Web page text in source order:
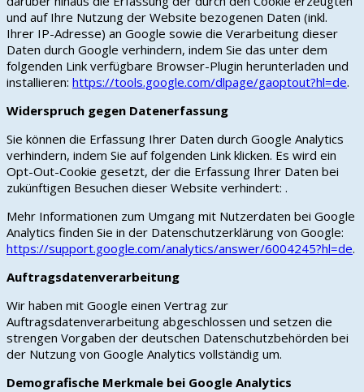
und auf Ihre Nutzung der Website bezogenen Daten (inkl.
Ihrer IP-Adresse) an Google sowie die Verarbeitung dieser
Daten durch Google verhindern, indem Sie das unter dem
folgenden Link verfügbare Browser-Plugin herunterladen und
installieren: https://tools.google.com/dlpage/gaoptout?hl=de.
Widerspruch gegen Datenerfassung
Sie können die Erfassung Ihrer Daten durch Google Analytics
verhindern, indem Sie auf folgenden Link klicken. Es wird ein
Opt-Out-Cookie gesetzt, der die Erfassung Ihrer Daten bei
zukünftigen Besuchen dieser Website verhindert: .
Mehr Informationen zum Umgang mit Nutzerdaten bei Google
Analytics finden Sie in der Datenschutzerklärung von Google:
https://support.google.com/analytics/answer/6004245?hl=de.
Auftragsdatenverarbeitung
Wir haben mit Google einen Vertrag zur
Auftragsdatenverarbeitung abgeschlossen und setzen die
strengen Vorgaben der deutschen Datenschutzbehörden bei
der Nutzung von Google Analytics vollständig um.
Demografische Merkmale bei Google Analytics